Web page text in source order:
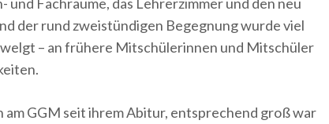
der rund zweistündigen Begegnung wurde viel
– an frühere Mitschülerinnen und Mitschüler
am GGM seit ihrem Abitur, entsprechend groß war